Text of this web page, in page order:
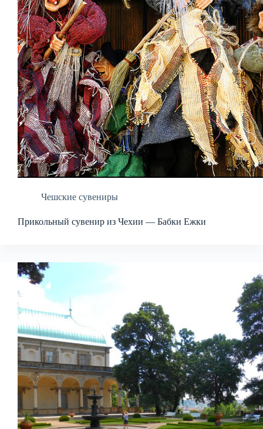
Чешские сувениры
Прикольный сувенир из Чехии — Бабки Ежки